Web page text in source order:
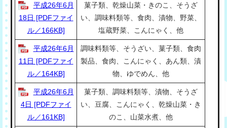
平成26年6月
18日 [PDFファイ
ル／166KB]
菓子類、乾燥山菜・きのこ、そうざ
い、調味料類等、食肉、漬物、野菜、
塩蔵野菜、こんにゃく、他
平成26年6月
11日 [PDFファイ
ル／164KB]
調味料類等、そうざい、菓子類、食肉
製品、食肉、こんにゃく、あん類、漬
物、ゆでめん、他
平成26年6月
4日 [PDFファイ
ル／161KB]
菓子類、調味料類等、漬物、そうざ
い、豆腐、こんにゃく、乾燥山菜・き
のこ、山菜水煮、他